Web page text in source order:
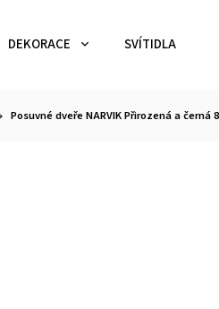
DEKORACE SVÍTIDLA
Posuvné dveře NARVIK Přirozená a černá